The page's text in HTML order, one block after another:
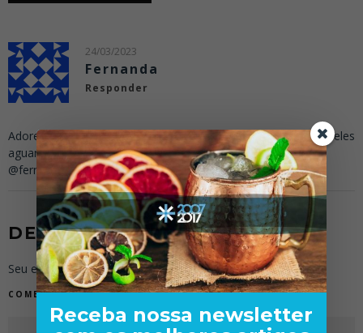
24/03/2023
Fernanda
Responder
Adorei a historia,é sempre bom contar aos clientes,enquanto eles
aguardam ,a preparacao , papo de bar ♥️
@fernandaworks
DEIXE UMA RESPOSTA
Seu endereço de e-mail não será publicado.
COMENTÁRIO
Receba nossa newsletter